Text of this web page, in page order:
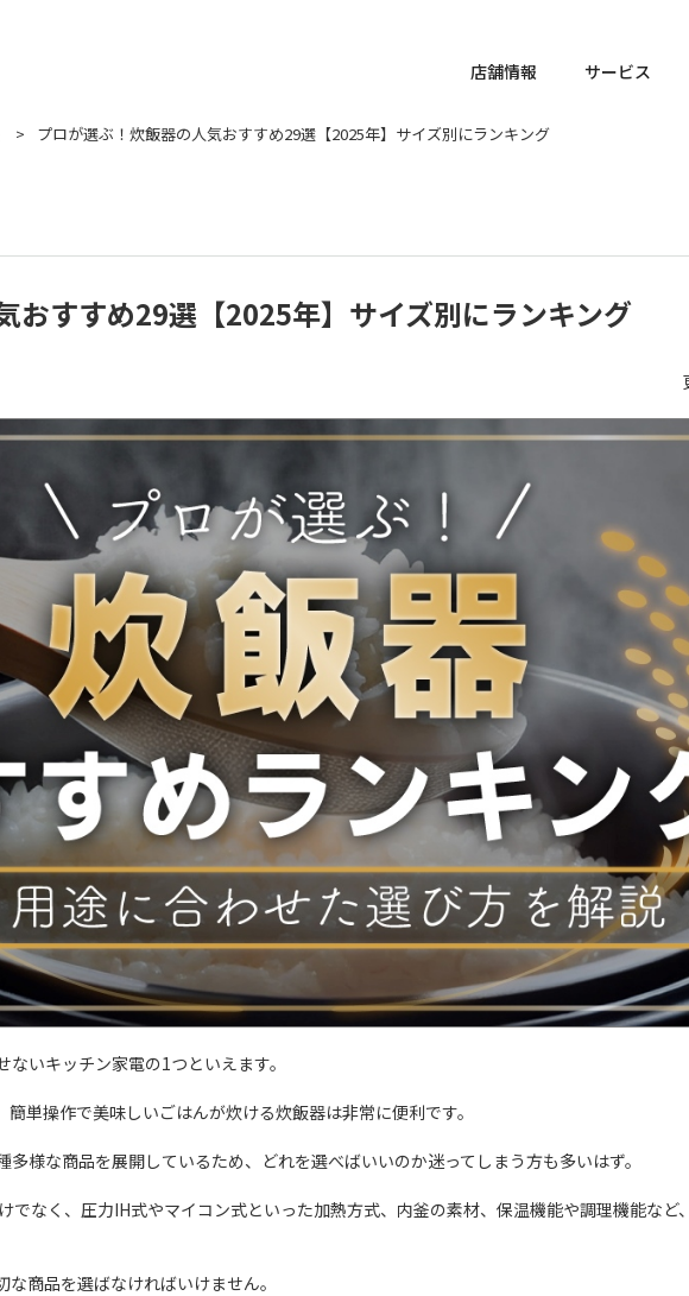
店舗情報 サービス
> プロが選ぶ！炊飯器の人気おすすめ29選【2025年】サイズ別にランキング
おすすめ29選【2025年】サイズ別にランキング
いキッチン家電の1つといえます。
単操作で美味しいごはんが炊ける炊飯器は非常に便利です。
様な商品を展開しているため、どれを選べばいいのか迷ってしまう方も多いはず。
でなく、圧力IH式やマイコン式といった加熱方式、内釜の素材、保温機能や調理機能など
商品を選ばなければいけません。